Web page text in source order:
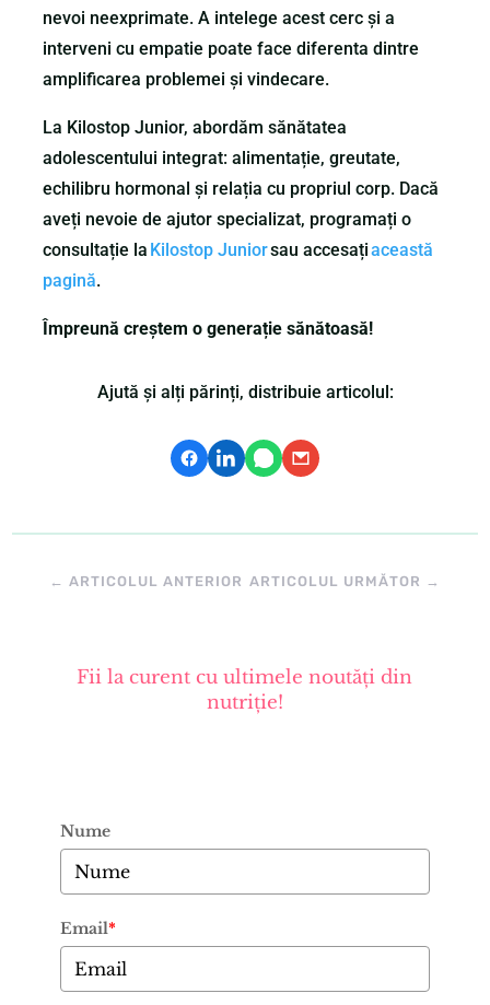
nevoi neexprimate. A intelege acest cerc și a
interveni cu empatie poate face diferenta dintre
amplificarea problemei și vindecare.
La Kilostop Junior, abordăm sănătatea
adolescentului integrat: alimentație, greutate,
echilibru hormonal și relația cu propriul corp. Dacă
aveți nevoie de ajutor specializat, programați o
consultație la Kilostop Juniorsau accesațiaceastă
pagină.
Împreună creștem o generație sănătoasă!
Ajută și alți părinți, distribuie articolul:
← ARTICOLUL ANTERIOR ARTICOLUL URMĂTOR →
Fii la curent cu ultimele noutăți din
nutriție!
Nume
Email*